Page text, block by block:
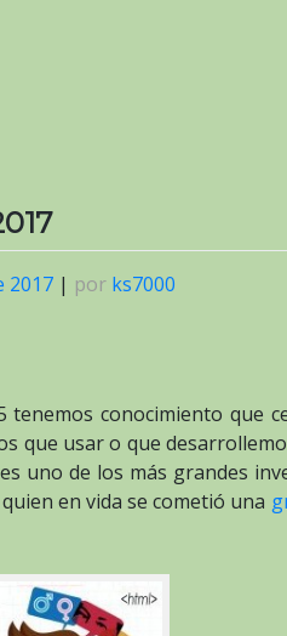
2017 | por ks7000
tenemos conocimiento que
que usar o que
uno de los más grandes
en vida se cometió una